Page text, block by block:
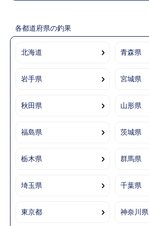
各都道府県の釣果
北海道 青森県
岩手県 宮城県
秋田県 山形県
福島県 茨城県
栃木県 群馬県
埼玉県 千葉県
東京都 神奈川県